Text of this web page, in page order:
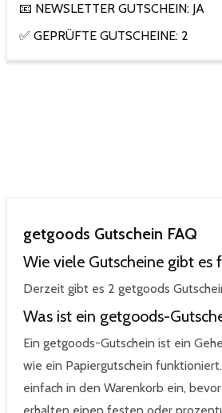
📧 NEWSLETTER GUTSCHEIN: JA
✅ GEPRÜFTE GUTSCHEINE: 2
getgoods Gutschein FAQ
Wie viele Gutscheine gibt es
Derzeit gibt es 2 getgoods
Was ist ein getgoods-
Ein getgoods-Gutschein ist ein
wie ein Papiergutschein
einfach in den Warenkorb ein,